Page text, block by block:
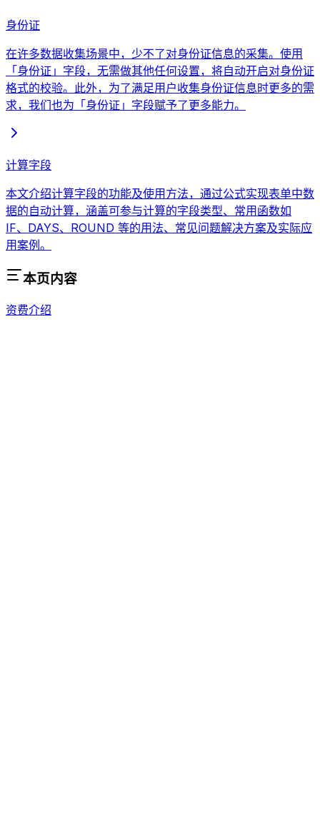
身份证
在许多数据收集场景中，少不了对身份证信息的采集。使用
「身份证」字段，无需做其他任何设置，将自动开启对身份证
格式的校验。此外，为了满足用户收集身份证信息时更多的需
求，我们也为「身份证」字段赋予了更多能力。
计算字段
本文介绍计算字段的功能及使用方法，通过公式实现表单中数
据的自动计算，涵盖可参与计算的字段类型、常用函数如
IF、DAYS、ROUND 等的用法、常见问题解决方案及实际应
用案例。
本页内容
资费介绍